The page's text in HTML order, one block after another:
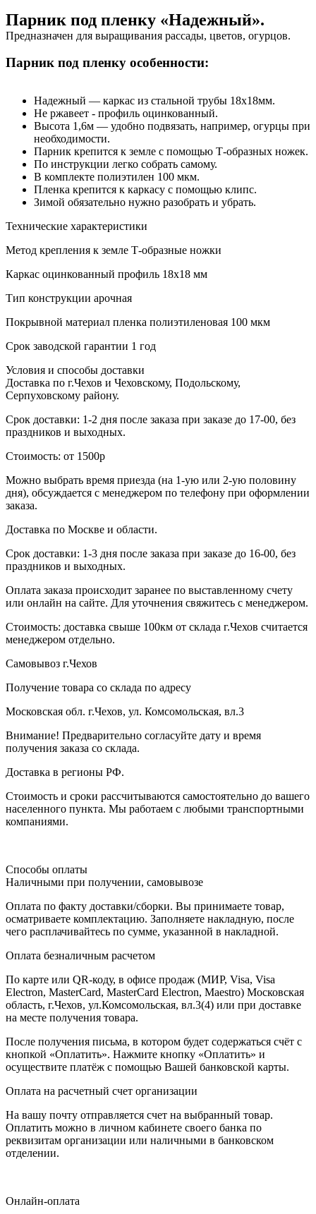
Парник под пленку «Надежный».
Предназначен для выращивания рассады, цветов, огурцов.
Парник под пленку особенности:
Надежный — каркас из стальной трубы 18х18мм.
Не ржавеет - профиль оцинкованный.
Высота 1,6м — удобно подвязать, например, огурцы при
необходимости.
Парник крепится к земле с помощью Т-образных ножек.
По инструкции легко собрать самому.
В комплекте полиэтилен 100 мкм.
Пленка крепится к каркасу с помощью клипс.
Зимой обязательно нужно разобрать и убрать.
Технические характеристики
Метод крепления к земле Т-образные ножки
Каркас оцинкованный профиль 18х18 мм
Тип конструкции арочная
Покрывной материал пленка полиэтиленовая 100 мкм
Срок заводской гарантии 1 год
Условия и способы доставки
Доставка по г.Чехов и Чеховскому, Подольскому,
Серпуховскому району.
Срок доставки: 1-2 дня после заказа при заказе до 17-00, без
праздников и выходных.
Стоимость: от 1500р
Можно выбрать время приезда (на 1-ую или 2-ую половину
дня), обсуждается с менеджером по телефону при оформлении
заказа.
Доставка по Москве и области.
Срок доставки: 1-3 дня после заказа при заказе до 16-00, без
праздников и выходных.
Оплата заказа происходит заранее по выставленному счету
или онлайн на сайте. Для уточнения свяжитесь с менеджером.
Стоимость: доставка свыше 100км от склада г.Чехов считается
менеджером отдельно.
Самовывоз г.Чехов
Получение товара со склада по адресу
Московская обл. г.Чехов, ул. Комсомольская, вл.3
Внимание! Предварительно согласуйте дату и время
получения заказа со склада.
Доставка в регионы РФ.
Стоимость и сроки рассчитываются самостоятельно до вашего
населенного пункта. Мы работаем с любыми транспортными
компаниями.
Способы оплаты
Наличными при получении, самовывозе
Оплата по факту доставки/сборки. Вы принимаете товар,
осматриваете комплектацию. Заполняете накладную, после
чего расплачивайтесь по сумме, указанной в накладной.
Оплата безналичным расчетом
По карте или QR-коду, в офисе продаж (МИР, Visa, Visa
Electron, MasterCard, MasterCard Electron, Maestro) Московская
область, г.Чехов, ул.Комсомольская, вл.3(4) или при доставке
на месте получения товара.
После получения письма, в котором будет содержаться счёт с
кнопкой «Оплатить». Нажмите кнопку «Оплатить» и
осуществите платёж с помощью Вашей банковской карты.
Оплата на расчетный счет организации
На вашу почту отправляется счет на выбранный товар.
Оплатить можно в личном кабинете своего банка по
реквизитам организации или наличными в банковском
отделении.
Онлайн-оплата